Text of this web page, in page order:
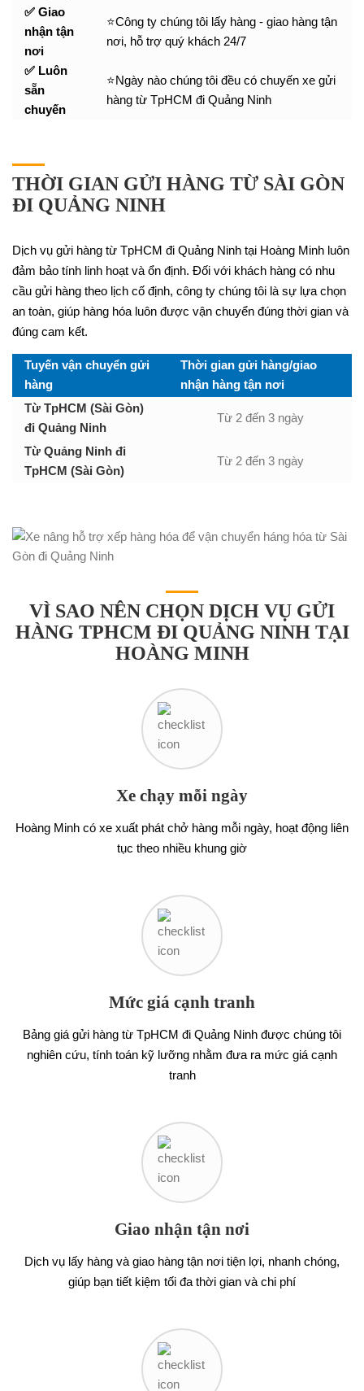
✅ Giao
nhận tận
nơi
⭐Công ty chúng tôi lấy hàng - giao hàng tận
nơi, hỗ trợ quý khách 24/7
✅ Luôn
sẵn
chuyến
⭐Ngày nào chúng tôi đều có chuyến xe gửi
hàng từ TpHCM đi Quảng Ninh
THỜI GIAN GỬI HÀNG TỪ SÀI GÒN
ĐI QUẢNG NINH
Dịch vụ gửi hàng từ TpHCM đi Quảng Ninh tại Hoàng Minh luôn
đảm bảo tính linh hoạt và ổn định. Đối với khách hàng có nhu
cầu gửi hàng theo lịch cố định, công ty chúng tôi là sự lựa chọn
an toàn, giúp hàng hóa luôn được vận chuyển đúng thời gian và
đúng cam kết.
Tuyến vận chuyển gửi
hàng
Thời gian gửi hàng/giao
nhận hàng tận nơi
Từ TpHCM (Sài Gòn)
đi Quảng Ninh
Từ 2 đến 3 ngày
Từ Quảng Ninh đi
TpHCM (Sài Gòn)
Từ 2 đến 3 ngày
VÌ SAO NÊN CHỌN DỊCH VỤ GỬI
HÀNG TPHCM ĐI QUẢNG NINH TẠI
HOÀNG MINH
Xe chạy mỗi ngày
Hoàng Minh có xe xuất phát chở hàng mỗi ngày, hoạt động liên
tục theo nhiều khung giờ
Mức giá cạnh tranh
Bảng giá gửi hàng từ TpHCM đi Quảng Ninh được chúng tôi
nghiên cứu, tính toán kỹ lưỡng nhằm đưa ra mức giá cạnh
tranh
Giao nhận tận nơi
Dịch vụ lấy hàng và giao hàng tận nơi tiện lợi, nhanh chóng,
giúp bạn tiết kiệm tối đa thời gian và chi phí